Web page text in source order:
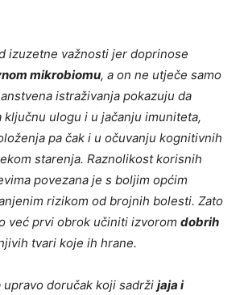
izuzetne važnosti jer doprinose
mikrobiomu, a on ne utječe samo
istraživanja pokazuju da
ulogu i u jačanju imuniteta,
pa čak i u očuvanju kognitivnih
starenja. Raznolikost korisnih
povezana je s boljim općim
rizikom od brojnih bolesti. Zato
već prvi obrok učiniti izvorom dobrih
tvari koje ih hrane.
upravo doručak koji sadrži jaja i